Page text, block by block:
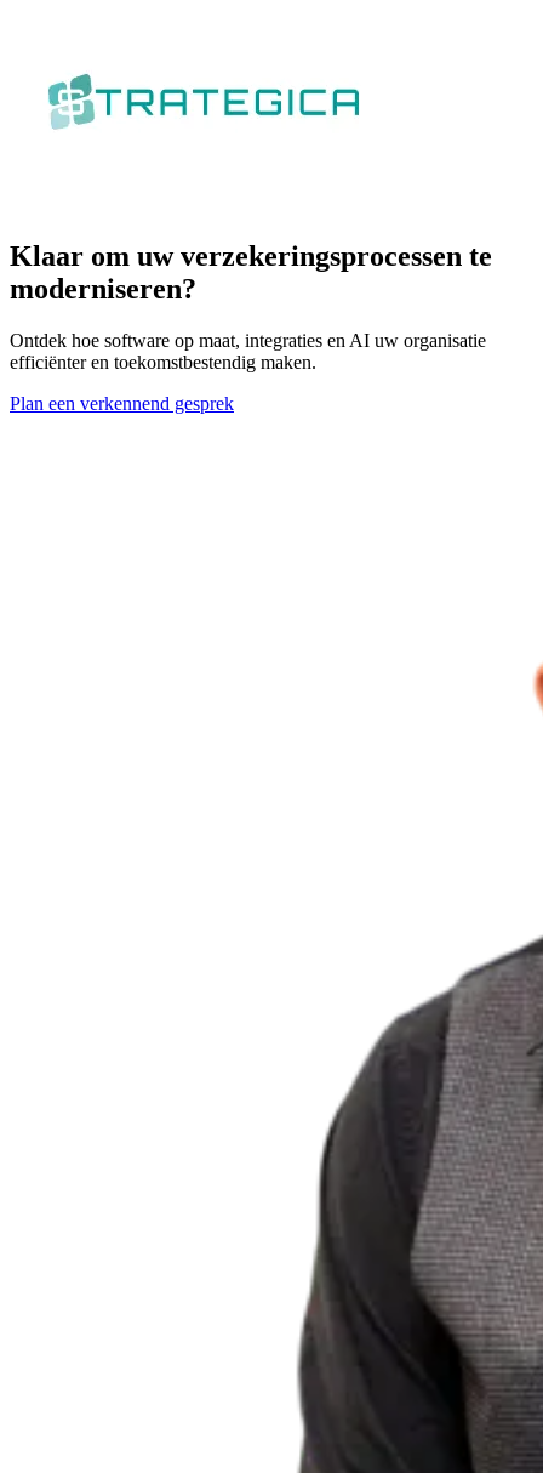
Klaar om uw verzekeringsprocessen te
moderniseren?
Ontdek hoe software op maat, integraties en AI uw organisatie
efficiënter en toekomstbestendig maken.
Plan een verkennend gesprek